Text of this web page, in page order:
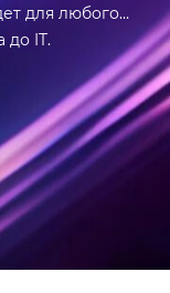
для любого
до IT.